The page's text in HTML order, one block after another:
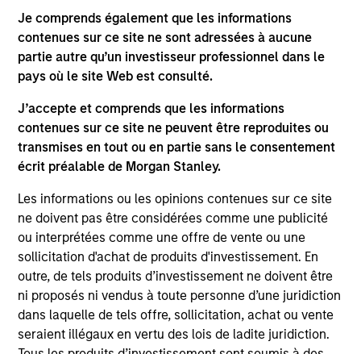
Je comprends également que les informations
contenues sur ce site ne sont adressées à aucune
partie autre qu’un investisseur professionnel dans le
pays où le site Web est consulté.
J’accepte et comprends que les informations
contenues sur ce site ne peuvent être reproduites ou
transmises en tout ou en partie sans le consentement
écrit préalable de Morgan Stanley.
Les informations ou les opinions contenues sur ce site
ne doivent pas être considérées comme une publicité
ou interprétées comme une offre de vente ou une
sollicitation d'achat de produits d'investissement. En
outre, de tels produits d’investissement ne doivent être
ni proposés ni vendus à toute personne d’une juridiction
dans laquelle de tels offre, sollicitation, achat ou vente
seraient illégaux en vertu des lois de ladite juridiction.
with a B.S.B.A. from Boston University, School of
Management and earned an MBA from Columbia
Business School at Columbia University. He is a
member of the Columbia Business School
Ambassador Program. He is a CFA charterholder.
Eaton Vance Equity Team
Focused Value Opportunities Strategy
The Morgan Stanley Focused Value
Opportunities Strategy employs an
Opportunistic Value approach and is a
concentrated U.S. value equity portfolio of
25-45 companies emphasizing high-